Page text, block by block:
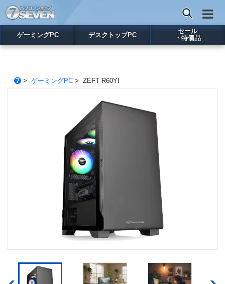
ゲーミングPC デスクトップPC
セール
・特価品
> ゲーミングPC> ZEFT R60YI